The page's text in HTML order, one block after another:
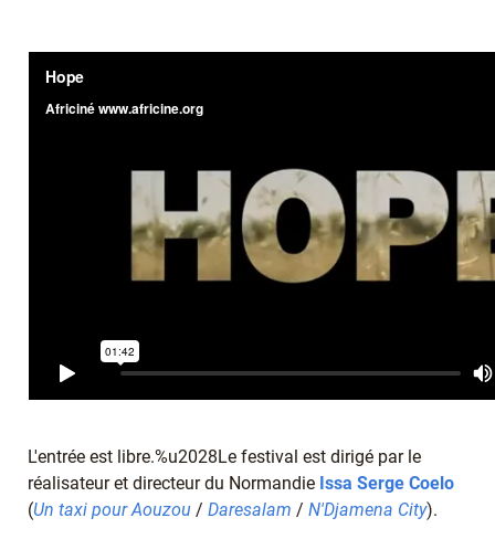
L'entrée est libre.%u2028Le festival est dirigé par le
réalisateur et directeur du Normandie Issa Serge Coelo
(Un taxi pour Aouzou / Daresalam / N'Djamena City).